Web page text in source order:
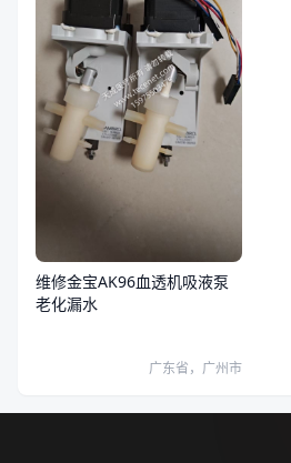
维修金宝AK96血透机吸液泵
老化漏水
广东省，广州市